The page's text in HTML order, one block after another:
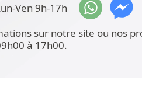
Ven 9h-17h
sur notre site ou nos
à 17h00.